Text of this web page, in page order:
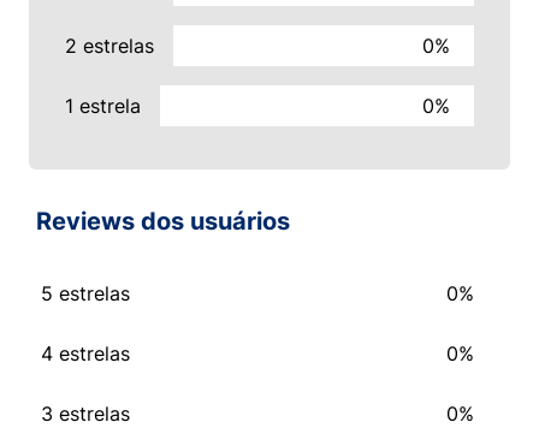
2 estrelas 0%
1 estrela 0%
Reviews dos usuários
5 estrelas 0%
4 estrelas 0%
3 estrelas 0%